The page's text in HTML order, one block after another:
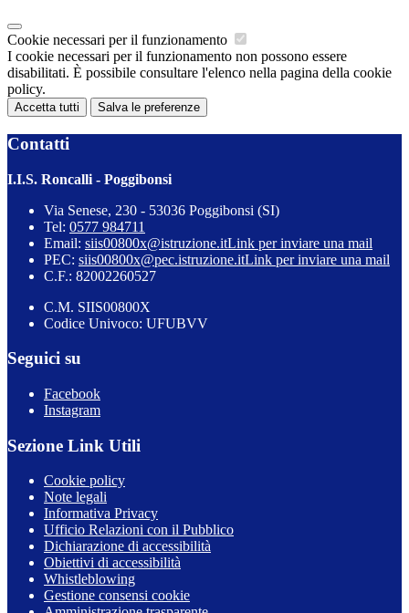
Cookie necessari per il funzionamento
I cookie necessari per il funzionamento non possono essere
disabilitati. È possibile consultare l'elenco nella pagina della cookie
policy.
Accetta tutti Salva le preferenze
Contatti
I.I.S. Roncalli - Poggibonsi
Via Senese, 230 - 53036 Poggibonsi (SI)
Tel: 0577 984711
Email: siis00800x@istruzione.itLink per inviare una mail
PEC: siis00800x@pec.istruzione.itLink per inviare una mail
C.F.: 82002260527
C.M. SIIS00800X
Codice Univoco: UFUBVV
Seguici su
Facebook
Instagram
Sezione Link Utili
Cookie policy
Note legali
Informativa Privacy
Ufficio Relazioni con il Pubblico
Dichiarazione di accessibilità
Obiettivi di accessibilità
Whistleblowing
Gestione consensi cookie